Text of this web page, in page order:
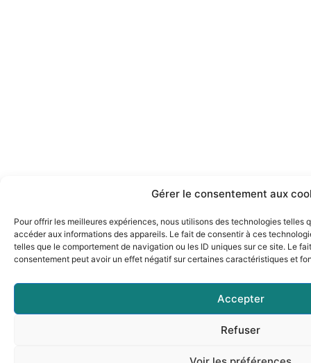
Gérer le consentement aux
Pour offrir les meilleures expériences, nous utilisons des technologies telles
accéder aux informations des appareils. Le fait de consentir à ces
telles que le comportement de navigation ou les ID uniques sur ce site. Le
consentement peut avoir un effet négatif sur certaines caractéristiques et
Accepter
Refuser